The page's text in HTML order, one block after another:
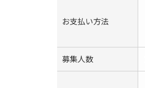
お支払い方法
募集人数